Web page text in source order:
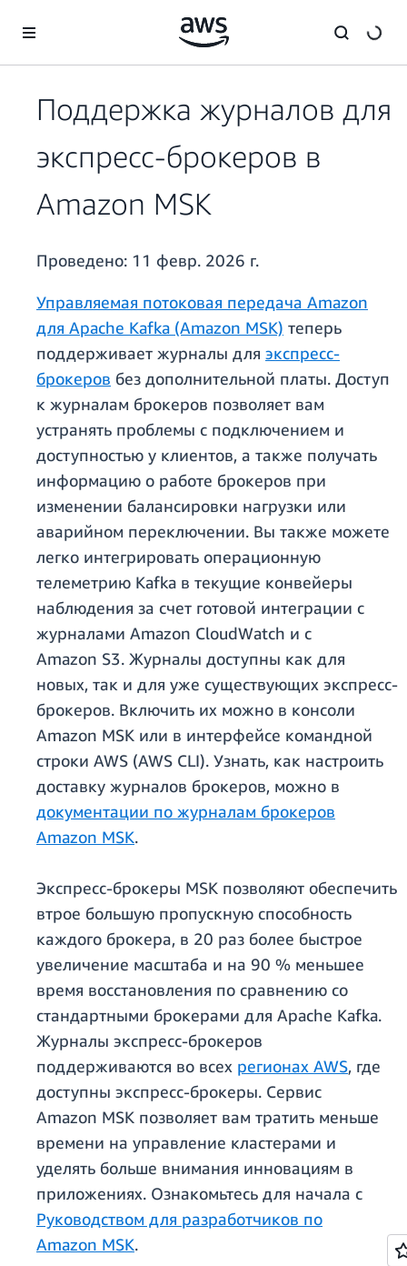
Перейти к главному контенту
Поддержка журналов для
экспресс-брокеров в
Amazon MSK
Проведено: 11 февр. 2026 г.
Управляемая потоковая передача Amazon
для Apache Kafka (Amazon MSK) теперь
поддерживает журналы для экспресс-
брокеров без дополнительной платы. Доступ
к журналам брокеров позволяет вам
устранять проблемы с подключением и
доступностью у клиентов, а также получать
информацию о работе брокеров при
изменении балансировки нагрузки или
аварийном переключении. Вы также можете
легко интегрировать операционную
телеметрию Kafka в текущие конвейеры
наблюдения за счет готовой интеграции с
журналами Amazon CloudWatch и с
Amazon S3. Журналы доступны как для
новых, так и для уже существующих экспресс-
брокеров. Включить их можно в консоли
Amazon MSK или в интерфейсе командной
строки AWS (AWS CLI). Узнать, как настроить
доставку журналов брокеров, можно в
документации по журналам брокеров
Amazon MSK.
Экспресс-брокеры MSK позволяют обеспечить
втрое большую пропускную способность
каждого брокера, в 20 раз более быстрое
увеличение масштаба и на 90 % меньшее
время восстановления по сравнению со
стандартными брокерами для Apache Kafka.
Журналы экспресс-брокеров
поддерживаются во всех регионах AWS, где
доступны экспресс-брокеры. Сервис
Amazon MSK позволяет вам тратить меньше
времени на управление кластерами и
уделять больше внимания инновациям в
приложениях. Ознакомьтесь для начала с
Руководством для разработчиков по
Amazon MSK.